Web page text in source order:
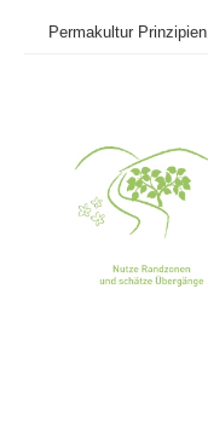
Permakultur Prinzipien